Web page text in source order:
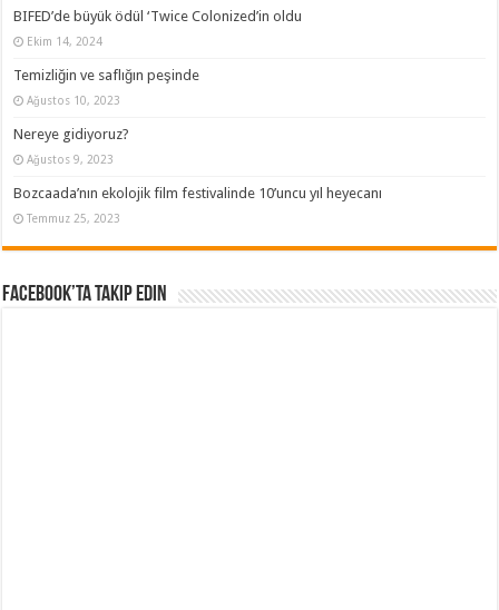
BIFED’de büyük ödül ‘Twice Colonized’in oldu
Ekim 14, 2024
Temizliğin ve saflığın peşinde
Ağustos 10, 2023
Nereye gidiyoruz?
Ağustos 9, 2023
Bozcaada’nın ekolojik film festivalinde 10’uncu yıl heyecanı
Temmuz 25, 2023
Facebook’ta Takip Edin